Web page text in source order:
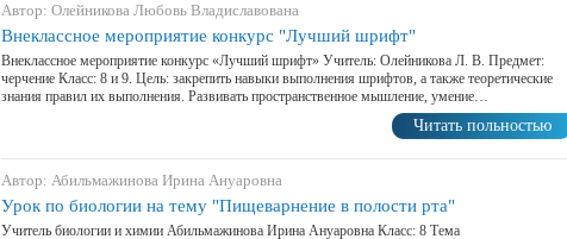
Автор: Олейникова Любовь Владиславована
Внеклассное мероприятие конкурс "Лучший шрифт"
Внеклассное мероприятие конкурс «Лучший шрифт» Учитель: Олейникова Л. В. Предмет:
черчение Класс: 8 и 9. Цель: закрепить навыки выполнения шрифтов, а также теоретические
знания правил их выполнения. Развивать пространственное мышление, умение…
Читать польностью
Автор: Абильмажинова Ирина Ануаровна
Урок по биологии на тему "Пищеварнение в полости рта"
Учитель биологии и химии Абильмажинова Ирина Ануаровна Класс: 8 Тема